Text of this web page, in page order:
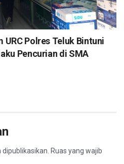
URC Polres Teluk Bintuni
Pencurian di SMA
Ruas yang wajib